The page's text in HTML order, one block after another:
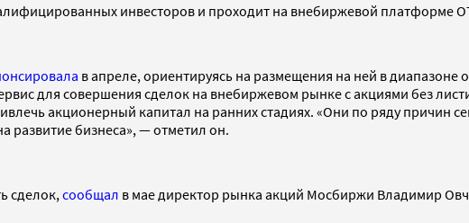
инвесторов и проходит на внебиржевой платформе
в апреле, ориентируясь на размещения на ней в
для совершения сделок на внебиржевом рынке с акциями без
акционерный капитал на ранних стадиях. «Они по ряду причин
развитие бизнеса», — отметил он.
сделок, сообщал в мае директор рынка акций Мосбиржи Владимир